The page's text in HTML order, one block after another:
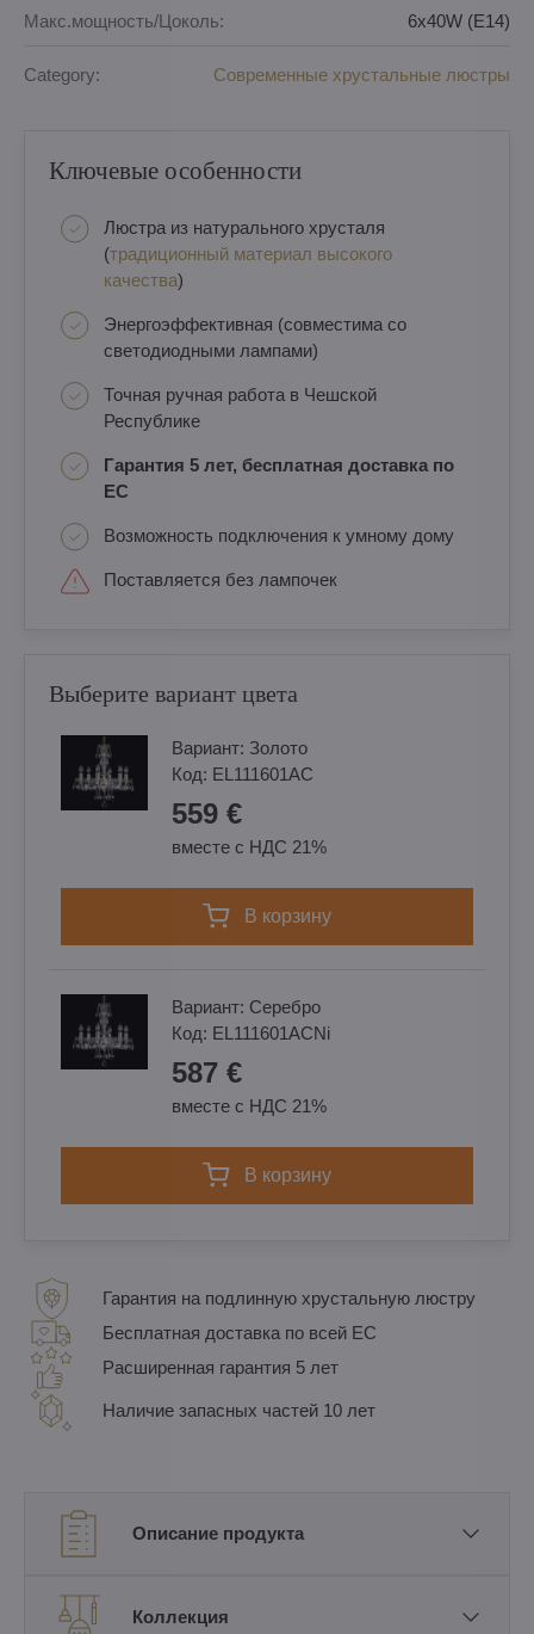
Макс.мощность/Цоколь: 6x40W (E14)
Category: Современные хрустальные люстры
Ключевые особенности
Люстра из натурального хрусталя
(традиционный материал высокого
качества)
Энергоэффективная (совместима со
светодиодными лампами)
Точная ручная работа в Чешской
Республике
Гарантия 5 лет, бесплатная доставка по
ЕС
Возможность подключения к умному дому
Поставляется без лампочек
Выберите вариант цвета
Вариант: Золотo
Код: EL111601AC
559 €
вместе с НДС 21%
в корзину
Вариант: Cеребро
Код: EL111601ACNi
587 €
вместе с НДС 21%
в корзину
Гарантия на подлинную хрустальную люстру
Бесплатная доставка по всей ЕС
Расширенная гарантия 5 лет
Наличие запасных частей 10 лет
Описание продукта
Коллекция